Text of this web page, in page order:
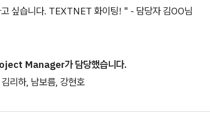
싶습니다. TEXTNET 화이팅! " - 담당자 김OO님
Manager가 담당했습니다.
리하, 남보름, 강현호